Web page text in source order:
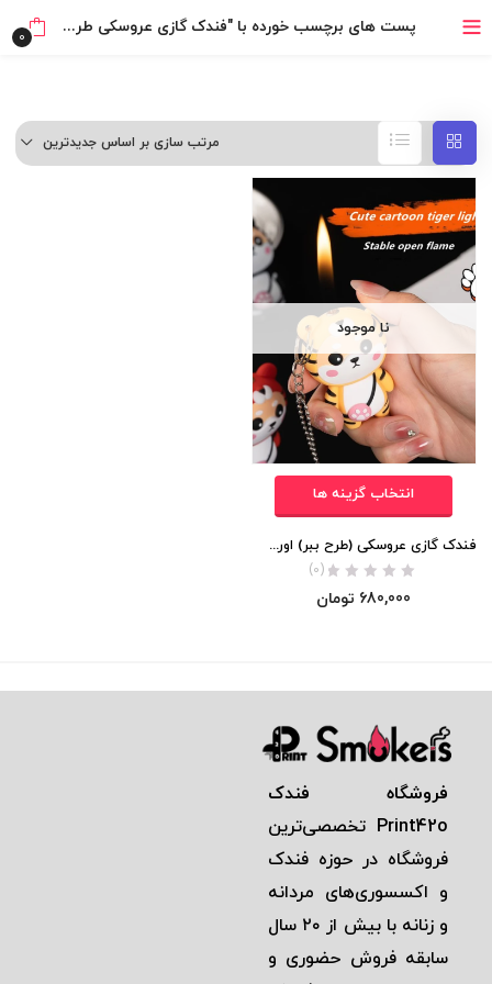
بدون ضامن، بدون سود پست های برچسب خورده با "فندک گازی عروسکی طرح ببر" 0
مرتب سازی بر اساس جدیدترین
نا موجود
انتخاب گزینه ها
فندک گازی عروسکی (طرح ببر) اورجینال
(0)
680,000 تومان
فروشگاه فندک
Print42o تخصصی‌ترين
فروشگاه در حوزه فندک
و اكسسوری‌های مردانه
و زنانه با بيش از ٢٠ سال
سابقه فروش حضوری و